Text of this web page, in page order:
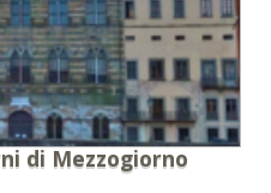
di Mezzogiorno